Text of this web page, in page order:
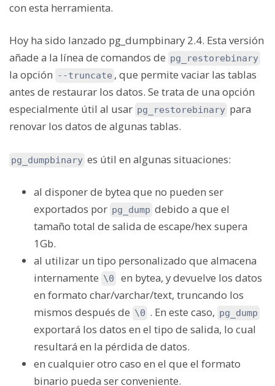
con esta herramienta.
Hoy ha sido lanzado pg_dumpbinary 2.4. Esta versión
añade a la línea de comandos de pg_restorebinary
la opción --truncate , que permite vaciar las tablas
antes de restaurar los datos. Se trata de una opción
especialmente útil al usar pg_restorebinary para
renovar los datos de algunas tablas.
pg_dumpbinary es útil en algunas situaciones:
al disponer de bytea que no pueden ser
exportados por pg_dump debido a que el
tamaño total de salida de escape/hex supera
1Gb.
al utilizar un tipo personalizado que almacena
internamente \0
en bytea, y devuelve los datos
en formato char/varchar/text, truncando los
mismos después de \0 . En este caso, pg_dump
exportará los datos en el tipo de salida, lo cual
resultará en la pérdida de datos.
en cualquier otro caso en el que el formato
binario pueda ser conveniente.